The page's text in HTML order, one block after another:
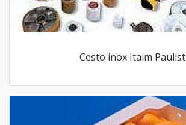
Cesto inox Itaim